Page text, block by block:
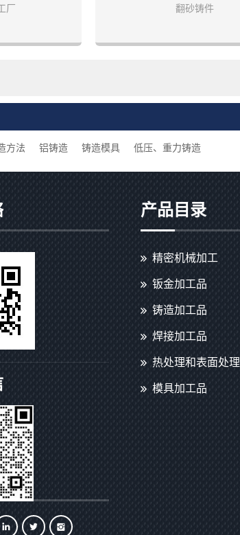
厂
连制造
翻砂铸件
方法 铝铸造 铸造模具 低压、重力铸造
产品目录
精密机械加工
钣金加工品
铸造加工品
焊接加工品
热处理和表面处理
模具加工品